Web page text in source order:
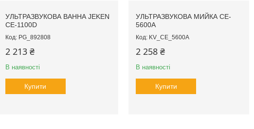
УЛЬТРАЗВУКОВА ВАННА JEKEN
CE-1100D
PG_892808
2 213 ₴
В наявності
Купити
УЛЬТРАЗВУКОВА МИЙКА CE-
5600А
KV_СЕ_5600А
2 258 ₴
В наявності
Купити